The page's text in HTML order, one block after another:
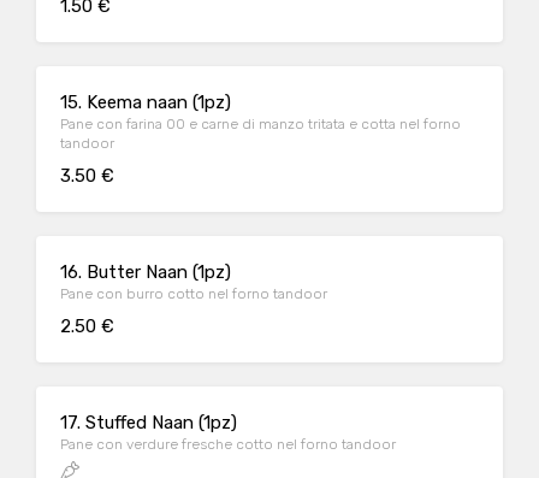
1.50 €
15. Keema naan (1pz)
Pane con farina 00 e carne di manzo tritata e cotta nel forno
tandoor
3.50 €
16. Butter Naan (1pz)
Pane con burro cotto nel forno tandoor
2.50 €
17. Stuffed Naan (1pz)
Pane con verdure fresche cotto nel forno tandoor